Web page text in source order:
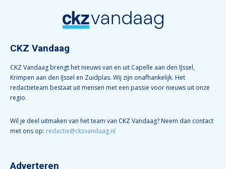
CKZ Vandaag
CKZ Vandaag brengt het nieuws van en uit Capelle aan den IJssel,
Krimpen aan den IJssel en Zuidplas. Wij zijn onafhankelijk. Het
redactieteam bestaat uit mensen met een passie voor nieuws uit onze
regio.
Wil je deel uitmaken van het team van CKZ Vandaag? Neem dan contact
met ons op: redactie@ckzvandaag.nl
Adverteren